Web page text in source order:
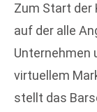
Zum Start der
auf der alle
Unternehmen
virtuellem
stellt das